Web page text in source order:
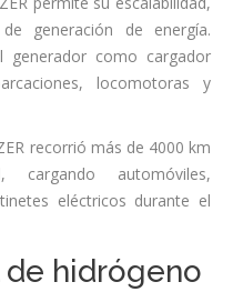
generación de energía.
generador como cargador
locomotoras y
recorrió más de 4000 km
automóviles,
eléctricos durante el
hidrógeno